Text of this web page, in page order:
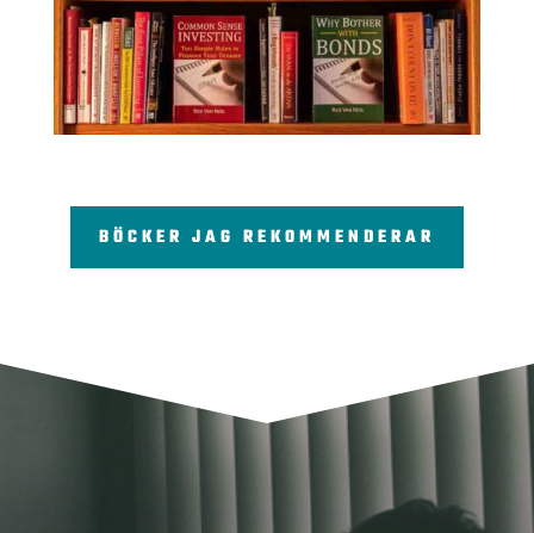
BÖCKER JAG REKOMMENDERAR